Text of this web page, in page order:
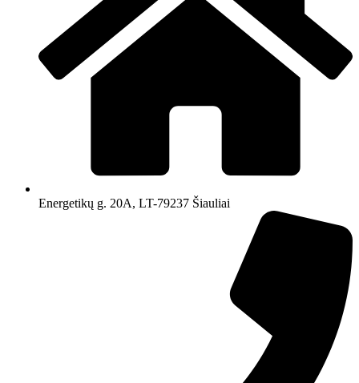
Energetikų g. 20A, LT-79237 Šiauliai